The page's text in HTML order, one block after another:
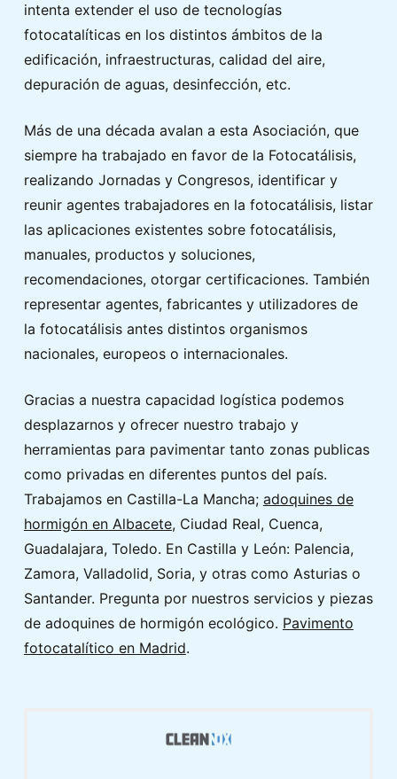
intenta extender el uso de tecnologías
fotocatalíticas en los distintos ámbitos de la
edificación, infraestructuras, calidad del aire,
depuración de aguas, desinfección, etc.
Más de una década avalan a esta Asociación, que
siempre ha trabajado en favor de la Fotocatálisis,
realizando Jornadas y Congresos, identificar y
reunir agentes trabajadores en la fotocatálisis, listar
las aplicaciones existentes sobre fotocatálisis,
manuales, productos y soluciones,
recomendaciones, otorgar certificaciones. También
representar agentes, fabricantes y utilizadores de
la fotocatálisis antes distintos organismos
nacionales, europeos o internacionales.
Gracias a nuestra capacidad logística podemos
desplazarnos y ofrecer nuestro trabajo y
herramientas para pavimentar tanto zonas publicas
como privadas en diferentes puntos del país.
Trabajamos en Castilla-La Mancha; adoquines de
hormigón en Albacete, Ciudad Real, Cuenca,
Guadalajara, Toledo. En Castilla y León: Palencia,
Zamora, Valladolid, Soria, y otras como Asturias o
Santander. Pregunta por nuestros servicios y piezas
de adoquines de hormigón ecológico. Pavimento
fotocatalítico en Madrid.